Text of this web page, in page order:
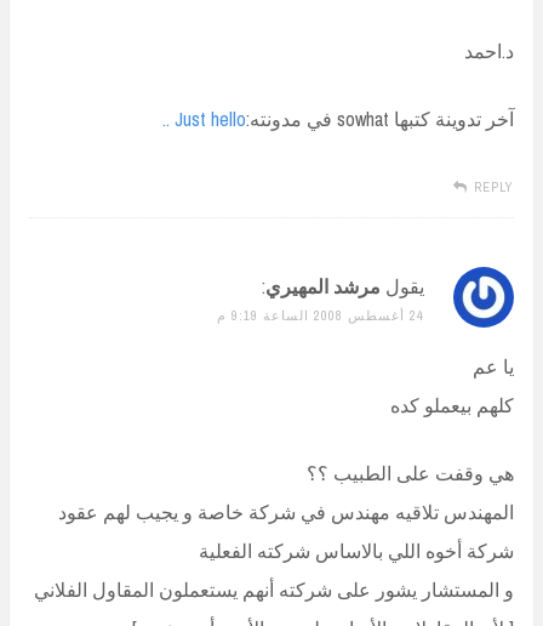
د.احمد
آخر تدوينة كتبها sowhat في مدونته: Just hello ..
REPLY
يقول مرشد المهيري:
24 أغسطس 2008 الساعة 9:19 م
يا عم
كلهم بيعملو كده
هي وقفت على الطبيب ؟؟
المهندس تلاقيه مهندس في شركة خاصة و يجيب لهم عقود
شركة أخوه اللي بالاساس شركته الفعلية
و المستشار يشور على شركته أنهم يستعملون المقاول الفلاني